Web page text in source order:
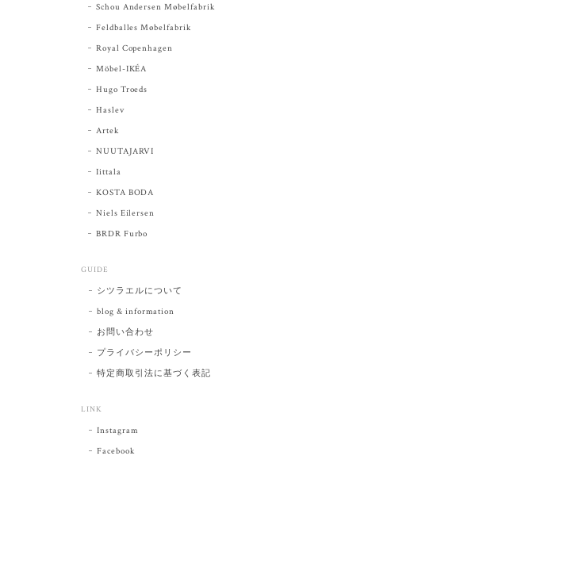
Schou Andersen Møbelfabrik
Feldballes Møbelfabrik
Royal Copenhagen
Möbel-IKÉA
Hugo Troeds
Haslev
Artek
NUUTAJARVI
Iittala
KOSTA BODA
Niels Eilersen
BRDR Furbo
GUIDE
シツラエルについて
blog & information
お問い合わせ
プライバシーポリシー
特定商取引法に基づく表記
LINK
Instagram
Facebook